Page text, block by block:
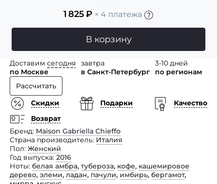
1 825₽ × 4 платежа
В корзину
Доставим сегодня
по Москве
завтра
в Санкт-Петербург
3-10 дней
по регионам
Рассчитать
Скидки
Подарки
Качество
Возврат
Бренд Maison Gabriella Chieffo
Страна производитель Италия
Пол Женский
Год выпуска 2016
Ноты белая амбра, тубероза, кофе, кашемировое
дерево, элеми, ладан, пачули, имбирь, бергамот,